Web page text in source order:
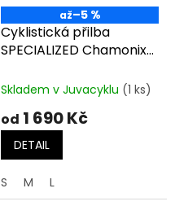
až–5 %
Cyklistická přilba
SPECIALIZED Chamonix
Skladem v Juvacyklu (1 ks)
od 1 690 Kč
DETAIL
S M L